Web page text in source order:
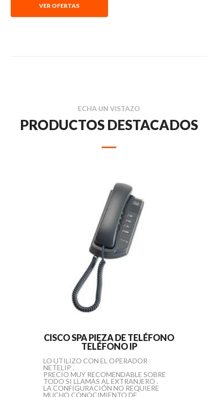
VER OFERTAS
ECHA UN VISTAZO
PRODUCTOS DESTACADOS
CISCO SPA PIEZA DE TELÉFONO
TELÉFONO IP
LO UTILIZO CON EL OPERADOR
NETELIP .
PRECIO MUY RECOMENDABLE SOBRE
TODO SI LLAMAS AL EXTRANJERO .
LA CONFIGURACIÓN NO REQUIERE
MUCHO CONOCIMIENTO DE